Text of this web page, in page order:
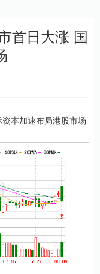
首日大涨 国